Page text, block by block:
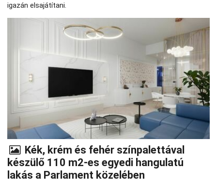
igazán elsajátítani.
Kék, krém és fehér színpalettával
készülő 110 m2-es egyedi hangulatú
lakás a Parlament közelében